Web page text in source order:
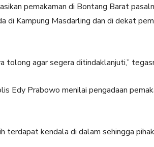
pemakaman di Bontang Barat
di Kampung Masdarling dan di dekat
tolong agar segera ditindaklanjuti,”
Edy Prabowo menilai pengadaan
terdapat kendala di dalam sehingga